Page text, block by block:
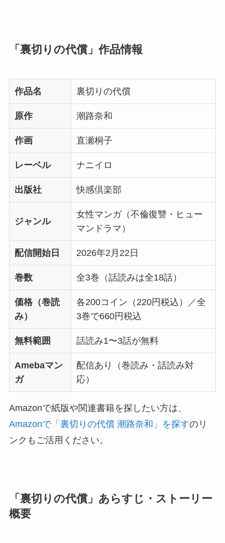
「裏切りの代償」作品情報
作品名 裏切りの代償
原作 潮路奈和
作画 直瀬桐子
レーベル ナニイロ
出版社 快感倶楽部
ジャンル
女性マンガ（不倫復讐・ヒュー
マンドラマ）
配信開始日 2026年2月22日
巻数 全3巻（話読みは全18話）
価格（巻読
み）
各200コイン（220円税込）／全
3巻で660円税込
無料範囲 話読み1〜3話が無料
Amebaマン
ガ
配信あり（巻読み・話読み対
応）
Amazonで紙版や関連書籍を探したい方は、
Amazonで「裏切りの代償 潮路奈和」を探すのリ
ンクもご活用ください。
「裏切りの代償」あらすじ・ストーリー
概要